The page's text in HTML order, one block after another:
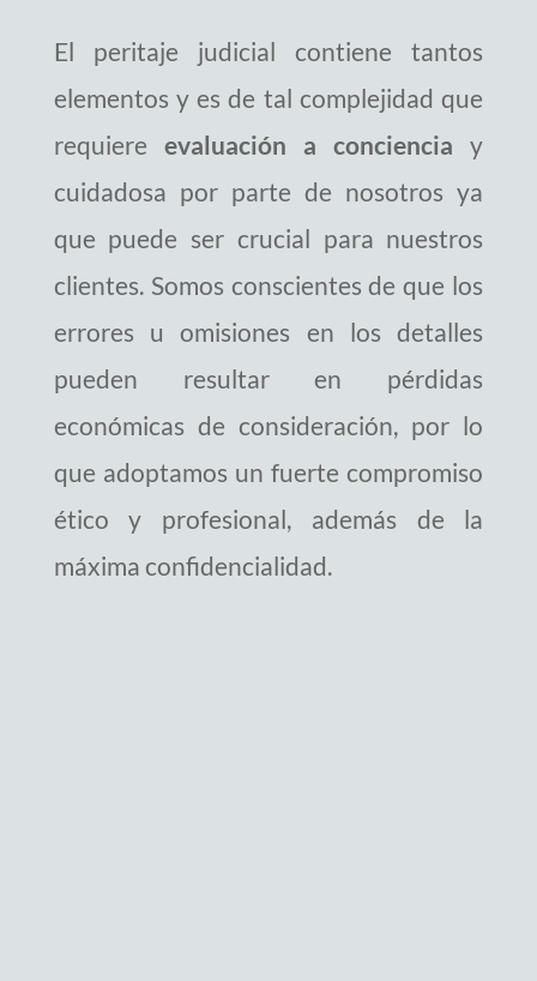
El peritaje judicial contiene tantos
elementos y es de tal complejidad que
requiere evaluación a concienciay
cuidadosa por parte de nosotros ya
que puede ser crucial para nuestros
clientes. Somos conscientes de que los
errores u omisiones en los detalles
pueden resultar en pérdidas
económicas de consideración, por lo
que adoptamos un fuerte compromiso
ético y profesional, además de la
máxima confidencialidad.